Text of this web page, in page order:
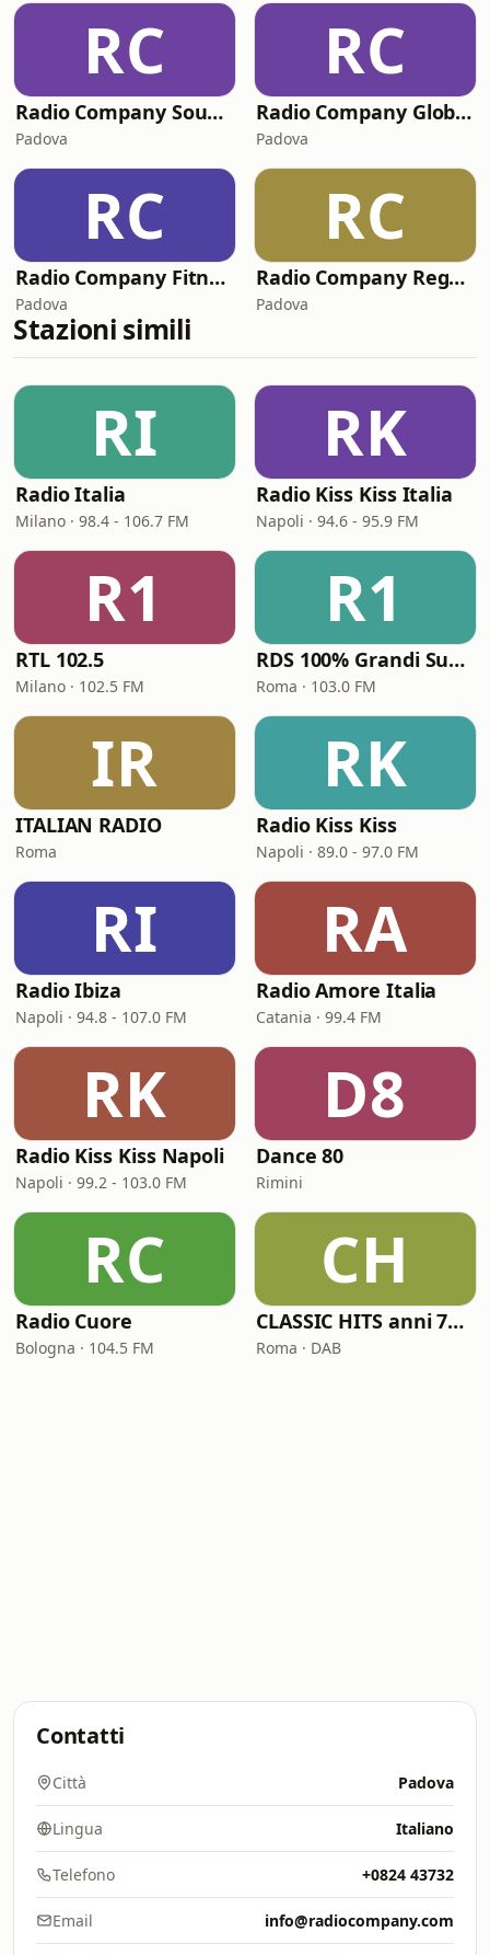
RC
Radio Company SoundTrack
Padova
RC
Radio Company Global House
Padova
RC
Radio Company Fitness
Padova
RC
Radio Company Reggaetown
Padova
Stazioni simili
RI
Radio Italia
Milano · 98.4 - 106.7 FM
RK
Radio Kiss Kiss Italia
Napoli · 94.6 - 95.9 FM
R1
RTL 102.5
Milano · 102.5 FM
R1
RDS 100% Grandi Successi
Roma · 103.0 FM
IR
ITALIAN RADIO
Roma
RK
Radio Kiss Kiss
Napoli · 89.0 - 97.0 FM
RI
Radio Ibiza
Napoli · 94.8 - 107.0 FM
RA
Radio Amore Italia
Catania · 99.4 FM
RK
Radio Kiss Kiss Napoli
Napoli · 99.2 - 103.0 FM
D8
Dance 80
Rimini
RC
Radio Cuore
Bologna · 104.5 FM
CH
CLASSIC HITS anni 70 80 90
Roma · DAB
Contatti
Città Padova
Lingua Italiano
Telefono +0824 43732
Email info@radiocompany.com